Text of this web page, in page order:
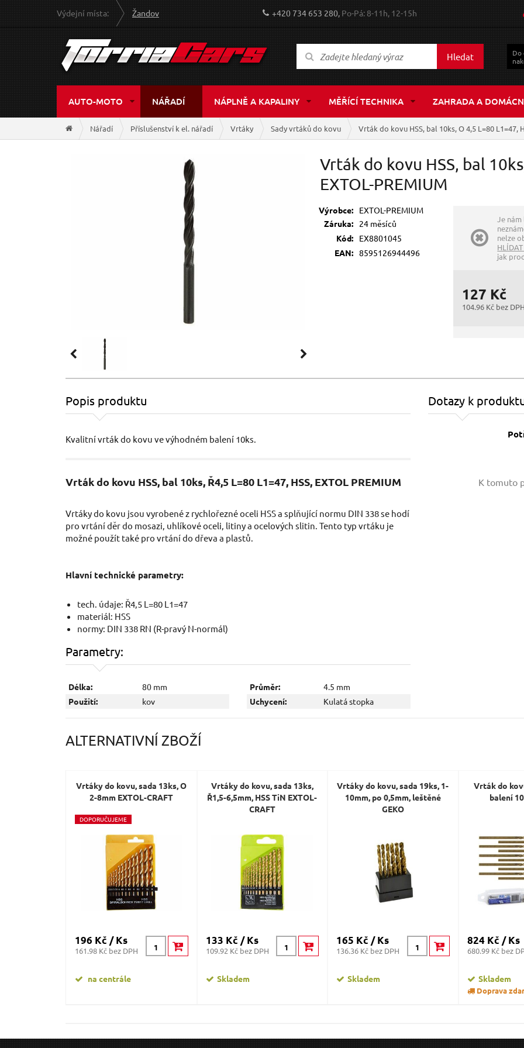
Výdejní místa: Žandov +420 734 653 280,Po-Pá: 8-11h, 12-15h
Hledat Do
AUTO-MOTO NÁŘADÍ NÁPLNĚ A KAPALINY MĚŘÍCÍ TECHNIKA ZAHRADA A
Nářadí Příslušenství k el. nářadí Vrtáky Sady vrtáků do kovu Vrták do kovu HSS, bal 10ks, O 4,5 L=80 L1=47,
Vrták do kovu HSS, bal
EXTOL-PREMIUM
Výrobce:
EXTOL-PREMIUM
Záruka:
24 měsíců
Kód:
EX8801045
EAN: 8595126944496
Je
nelze
jak
127 Kč
104.96 Kč bez DPH
Popis produktu
Kvalitní vrták do kovu ve výhodném balení 10ks.
Vrták do kovu HSS, bal 10ks, Ř4,5 L=80 L1=47, HSS, EXTOL PREMIUM
Vrtáky do kovu jsou vyrobené z rychlořezné oceli HSS a splňující normu DIN 338 se hodí
pro vrtání děr do mosazi, uhlíkové oceli, litiny a ocelových slitin. Tento typ vrtáku je
možné použít také pro vrtání do dřeva a plastů.
Hlavní technické parametry:
tech. údaje: Ř4,5 L=80 L1=47
materiál: HSS
normy: DIN 338 RN (R-pravý N-normál)
Parametry:
Délka:
80 mm
Použití:
kov
Průměr:
4.5 mm
Uchycení:
Kulatá stopka
Dotazy k
K tomuto
ALTERNATIVNÍ ZBOŽÍ
Vrtáky do kovu, sada 13ks, O
2-8mm EXTOL-CRAFT
DOPORUČUJEME
196 Kč / Ks
161.98 Kč bez DPH
na centrále
Vrtáky do kovu, sada 13ks,
Ř1,5-6,5mm, HSS TiN EXTOL-
CRAFT
133 Kč / Ks
109.92 Kč bez DPH
Skladem
Vrtáky do kovu, sada 19ks, 1-
10mm, po 0,5mm, leštěné
GEKO
165 Kč / Ks
136.36 Kč bez DPH
Skladem
Vrták do
balení
824 Kč / Ks
680.99 Kč bez
Skladem
Doprava